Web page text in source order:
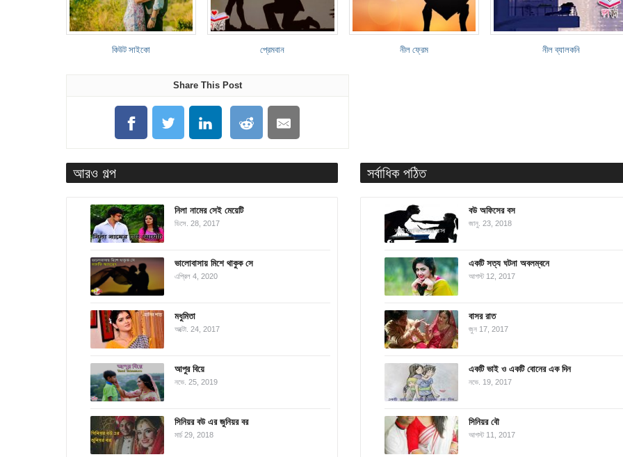
কিউট সাইকো প্রেমবান নীল ফ্রেম নীল ব্যালকনি
Share This Post
আরও গল্প
নিলা নামের সেই মেয়েটি
ডিসে. 28, 2017
ভালোবাসায় মিশে থাকুক সে
এপ্রিল 4, 2020
মধুমিতা
অক্টো. 24, 2017
আপুর বিয়ে
নভে. 25, 2019
সিনিয়র বউ এর জুনিয়র বর
মার্চ 29, 2018
সর্বাধিক পঠিত
বউ অফিসের বস
জানু. 23, 2018
একটি সত্য ঘটনা অবলম্বনে
আগস্ট 12, 2017
বাসর রাত
জুন 17, 2017
একটি ভাই ও একটি বোনের এক দিন
নভে. 19, 2017
সিনিয়র বৌ
আগস্ট 11, 2017